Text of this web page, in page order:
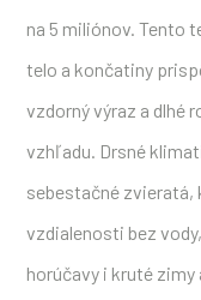
na 5 miliónov. Tento
telo a končatiny
vzdorný výraz a dlhé
vzhľadu. Drsné
sebestačné
vzdialenosti bez
horúčavy i kruté